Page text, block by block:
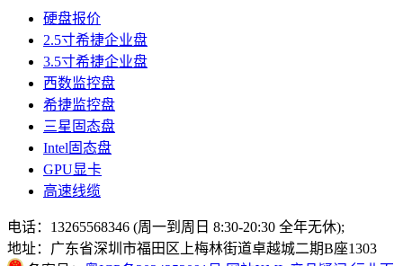
硬盘报价
2.5寸希捷企业盘
3.5寸希捷企业盘
西数监控盘
希捷监控盘
三星固态盘
Intel固态盘
GPU显卡
高速线缆
电话：13265568346 (周一到周日 8:30-20:30 全年无休);
地址：广东省深圳市福田区上梅林街道卓越城二期B座1303